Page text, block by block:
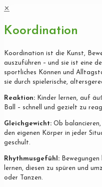
✕
Koordination
Koordination ist die Kunst,
auszuführen – und sie ist eine
sportliches Können und
sie durch spielerische,
Reaktion: Kinder lernen, auf
Ball – schnell und gezielt zu
Gleichgewicht: Ob
den eigenen Körper in jeder
geschult.
Rhythmusgefühl:
lernen, diesen zu spüren und
oder Tanzen.